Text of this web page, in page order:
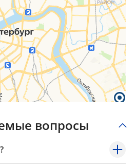
вопросы